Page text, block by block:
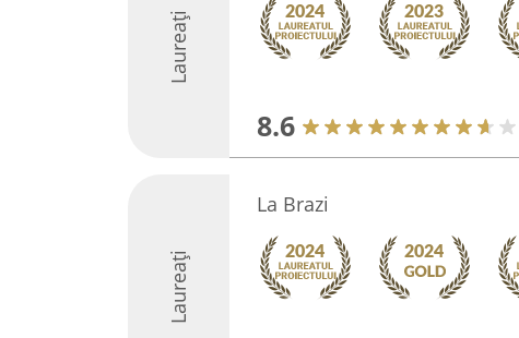
Laureați
8.6
Laureați
La Brazi